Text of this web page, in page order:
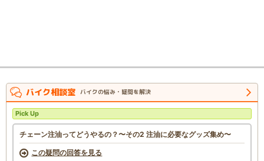
バイク相談室 バイクの悩み・疑問を解決
Pick Up
チェーン注油ってどうやるの？〜その2 注油に必要なグッズ集め〜
この疑問の回答を見る